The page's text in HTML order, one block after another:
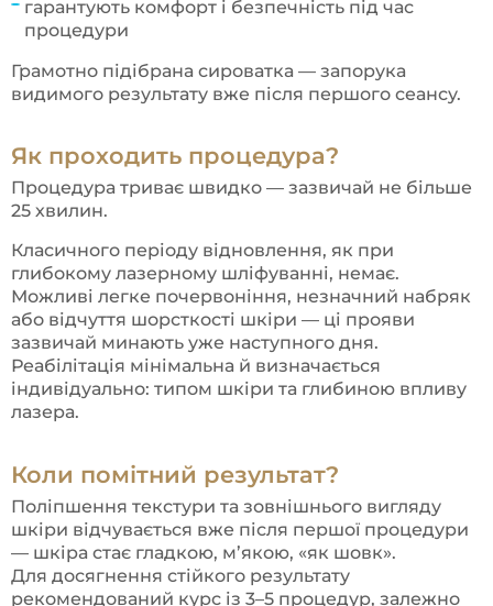
гарантують комфорт і безпечність під час
процедури
Грамотно підібрана сироватка — запорука
видимого результату вже після першого сеансу.
Як проходить процедура?
Процедура триває швидко — зазвичай не більше
25 хвилин.
Класичного періоду відновлення, як при
глибокому лазерному шліфуванні, немає.
Можливі легке почервоніння, незначний набряк
або відчуття шорсткості шкіри — ці прояви
зазвичай минають уже наступного дня.
Реабілітація мінімальна й визначається
індивідуально: типом шкіри та глибиною впливу
лазера.
Коли помітний результат?
Поліпшення текстури та зовнішнього вигляду
шкіри відчувається вже після першої процедури
— шкіра стає гладкою, м’якою, «як шовк».
Для досягнення стійкого результату
рекомендований курс із 3–5 процедур, залежно